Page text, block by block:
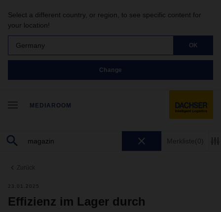
Select a different country, or region, to see specific content for
your location!
Germany OK
Change
MEDIAROOM
Merkliste(0)
Zurück
23.01.2025
Effizienz im Lager durch